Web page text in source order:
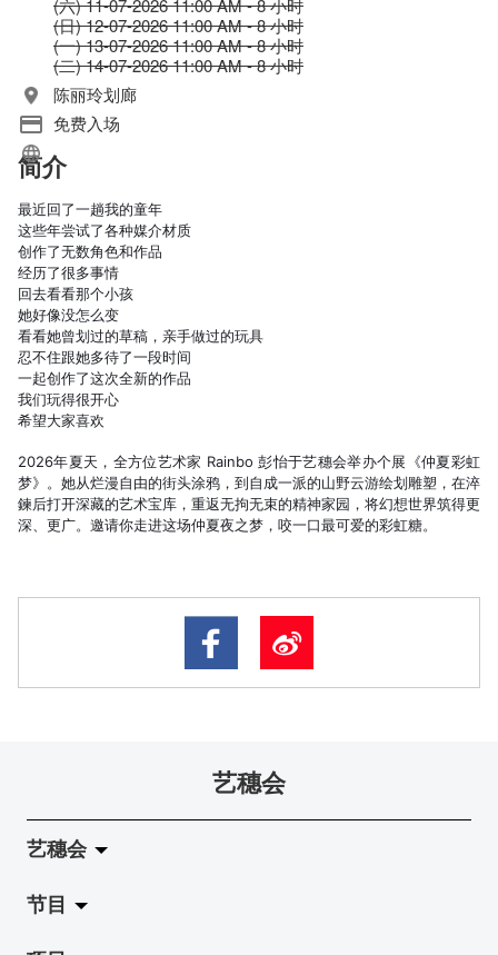
(六) 11-07-2026 11:00 AM - 8 小时
(日) 12-07-2026 11:00 AM - 8 小时
(一) 13-07-2026 11:00 AM - 8 小时
(二) 14-07-2026 11:00 AM - 8 小时
陈丽玲划廊
免费入场
简介
最近回了一趟我的童年
这些年尝试了各种媒介材质
创作了无数角色和作品
经历了很多事情
回去看看那个小孩
她好像没怎么变
看看她曾划过的草稿，亲手做过的玩具
忍不住跟她多待了一段时间
一起创作了这次全新的作品
我们玩得很开心
希望大家喜欢
2026年夏天，全方位艺术家 Rainbo 彭怡于艺穗会举办个展《仲夏彩虹
梦》。她从烂漫自由的街头涂鸦，到自成一派的山野云游绘划雕塑，在淬
鍊后打开深藏的艺术宝库，重返无拘无束的精神家园，将幻想世界筑得更
深、更广。邀请你走进这场仲夏夜之梦，咬一口最可爱的彩虹糖。
艺穗会
艺穗会
关于艺穗会
节目